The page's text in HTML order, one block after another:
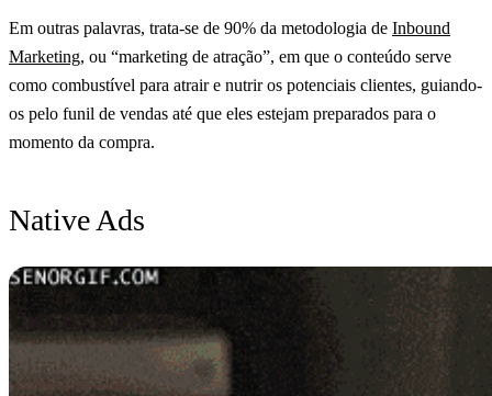
Em outras palavras, trata-se de 90% da metodologia de Inbound
Marketing, ou “marketing de atração”, em que o conteúdo serve
como combustível para atrair e nutrir os potenciais clientes, guiando-
os pelo funil de vendas até que eles estejam preparados para o
momento da compra.
Native Ads